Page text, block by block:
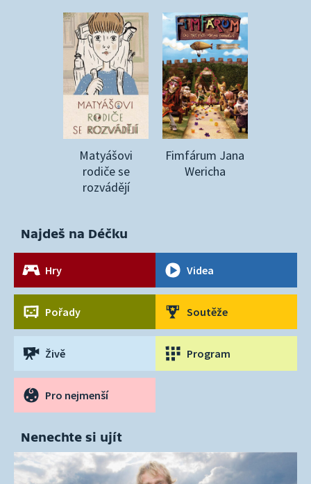
Matyášovi
rodiče se
rozvádějí
Fimfárum Jana
Wericha
Najdeš na Déčku
Hry Videa
Pořady Soutěže
Živě Program
Pro nejmenší
Nenechte si ujít